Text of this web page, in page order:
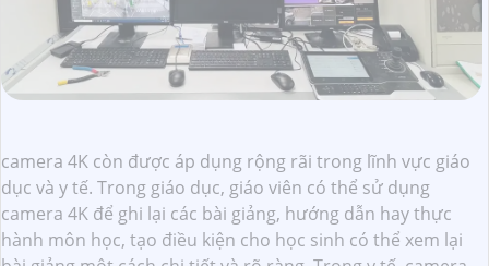
camera 4K còn được áp dụng rộng rãi trong lĩnh vực giáo
dục và y tế. Trong giáo dục, giáo viên có thể sử dụng
camera 4K để ghi lại các bài giảng, hướng dẫn hay thực
hành môn học, tạo điều kiện cho học sinh có thể xem lại